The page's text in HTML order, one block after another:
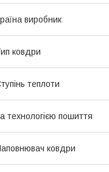
виробник
ковдри
теплоти
технологією пошиття
ковдри